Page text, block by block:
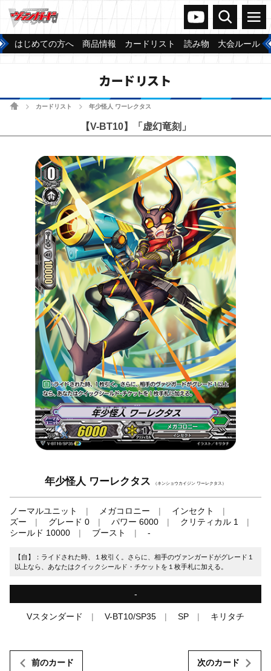
ヴァンガードch
検索 メニュー
はじめての方へ 商品情報 カードリスト 読み物 大会ルール
カードリスト
ホームカードリスト 年少怪人 ワーレクタス
【V-BT10】「虚幻竜刻」
年少怪人 ワーレクタス （ネンショウカイジン ワーレクタス）
ノーマルユニット メガコロニー
インセクト
ズー
グレード 0 パワー 6000
クリティカル 1
シールド 10000
ブースト -
【自】：ライドされた時、１枚引く。さらに、相手のヴァンガードがグレード１
以上なら、あなたはクイックシールド・チケットを１枚手札に加える。
-
Vスタンダード V-BT10/SP35 SP キリタチ
前のカード 次のカード